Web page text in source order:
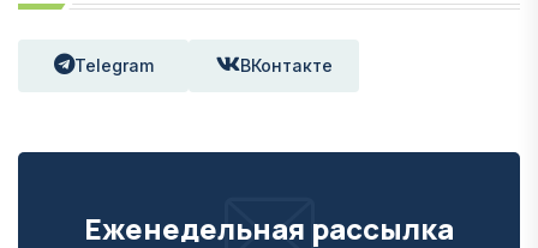
Telegram ВКонтакте
Еженедельная рассылка